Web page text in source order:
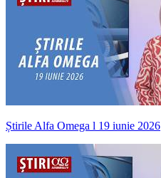
Știrile Alfa Omega l 19 iunie 2026